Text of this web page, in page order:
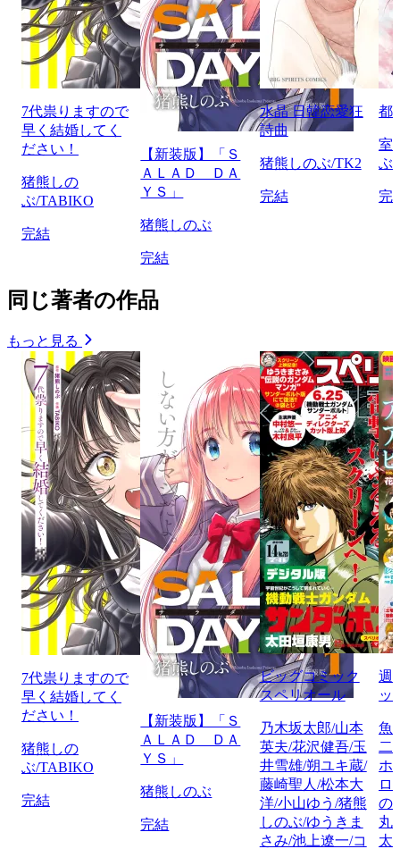
7代祟りますので
早く結婚してく
ださい！
猪熊しの
ぶ/TABIKO
完結
【新装版】「Ｓ
ＡＬＡＤ ＤＡ
ＹＳ」
猪熊しのぶ
完結
水晶 日韓恋愛狂
詩曲
猪熊しのぶ/TK2
完結
都
室
ぶ
完
同じ著者の作品
もっと見る
7代祟りますので
早く結婚してく
ださい！
猪熊しの
ぶ/TABIKO
完結
【新装版】「Ｓ
ＡＬＡＤ ＤＡ
ＹＳ」
猪熊しのぶ
完結
ビッグコミック
スペリオール
乃木坂太郎/山本
英夫/花沢健吾/玉
井雪雄/朔ユキ蔵/
藤崎聖人/松本大
洋/小山ゆう/猪熊
しのぶ/ゆうきま
さみ/池上遼一/コ
週
ッ
魚
二
ホ
ロ
の
丸
太